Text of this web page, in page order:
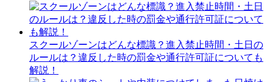
スクールゾーンはどんな標識？進入禁止時間・土日の
ルールは？違反した時の罰金や通行許可証についても
解説！